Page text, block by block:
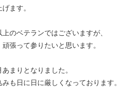
ます。
のベテランではございますが、
張って参りたいと思います。
まりとなりました。
も日に日に厳しくなっております。